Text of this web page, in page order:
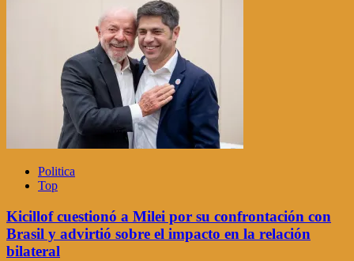
Politica
Top
Kicillof cuestionó a Milei por su confrontación con
Brasil y advirtió sobre el impacto en la relación
bilateral